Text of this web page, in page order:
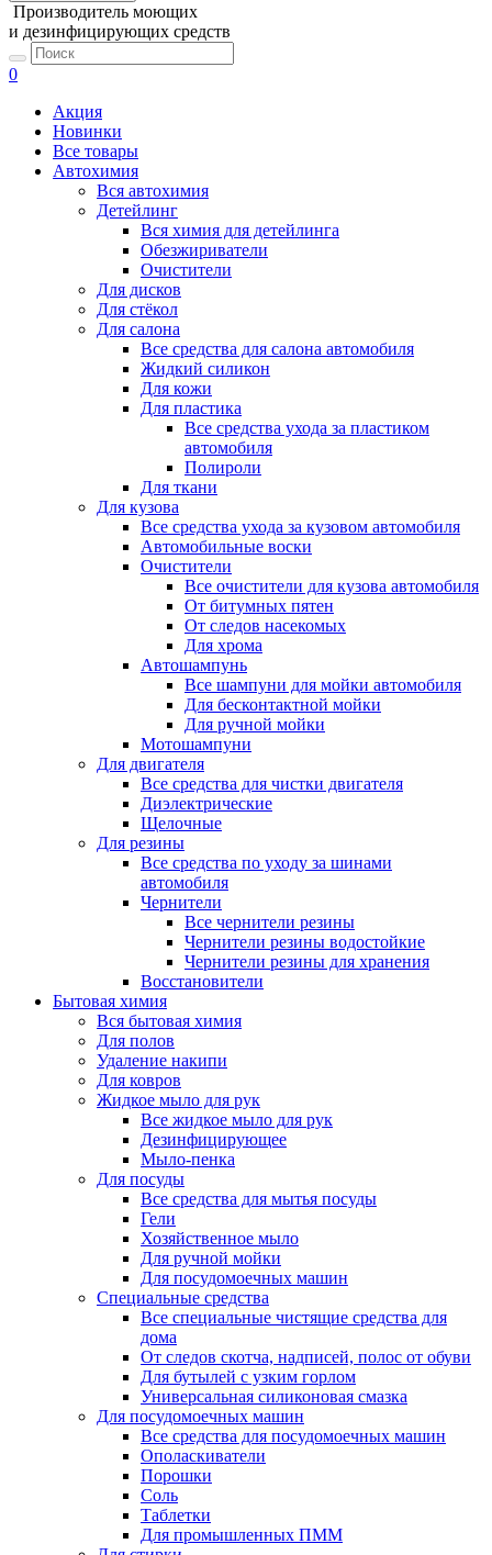
Производитель моющих
и дезинфицирующих средств
0
Акция
Новинки
Все товары
Автохимия
Вся автохимия
Детейлинг
Вся химия для детейлинга
Обезжириватели
Очистители
Для дисков
Для стёкол
Для салона
Все средства для салона автомобиля
Жидкий силикон
Для кожи
Для пластика
Все средства ухода за пластиком
автомобиля
Полироли
Для ткани
Для кузова
Все средства ухода за кузовом автомобиля
Автомобильные воски
Очистители
Все очистители для кузова автомобиля
От битумных пятен
От следов насекомых
Для хрома
Автошампунь
Все шампуни для мойки автомобиля
Для бесконтактной мойки
Для ручной мойки
Мотошампуни
Для двигателя
Все средства для чистки двигателя
Диэлектрические
Щелочные
Для резины
Все средства по уходу за шинами
автомобиля
Чернители
Все чернители резины
Чернители резины водостойкие
Чернители резины для хранения
Восстановители
Бытовая химия
Вся бытовая химия
Для полов
Удаление накипи
Для ковров
Жидкое мыло для рук
Все жидкое мыло для рук
Дезинфицирующее
Мыло-пенка
Для посуды
Все средства для мытья посуды
Гели
Хозяйственное мыло
Для ручной мойки
Для посудомоечных машин
Специальные средства
Все специальные чистящие средства для
дома
От следов скотча, надписей, полос от обуви
Для бутылей с узким горлом
Универсальная силиконовая смазка
Для посудомоечных машин
Все средства для посудомоечных машин
Ополаскиватели
Порошки
Соль
Таблетки
Для промышленных ПММ